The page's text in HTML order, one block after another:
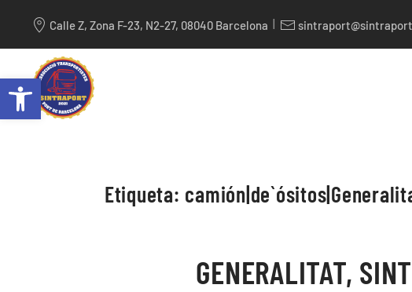
Abrir barra de herramientas
Calle Z, Zona F-23, N2-27, 08040 Barcelona |
Etiqueta:
GENERALITAT,